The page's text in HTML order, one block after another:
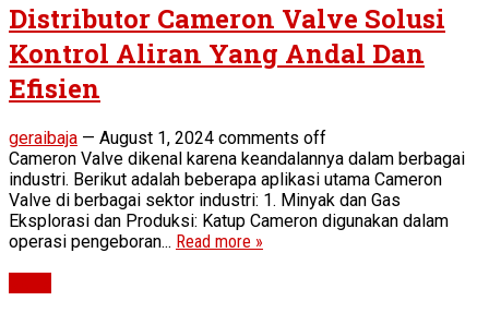
Distributor Cameron Valve Solusi
Kontrol Aliran Yang Andal Dan
Efisien
geraibaja — August 1, 2024 comments off
Cameron Valve dikenal karena keandalannya dalam berbagai
industri. Berikut adalah beberapa aplikasi utama Cameron
Valve di berbagai sektor industri: 1. Minyak dan Gas
Eksplorasi dan Produksi: Katup Cameron digunakan dalam
operasi pengeboran... Read more »